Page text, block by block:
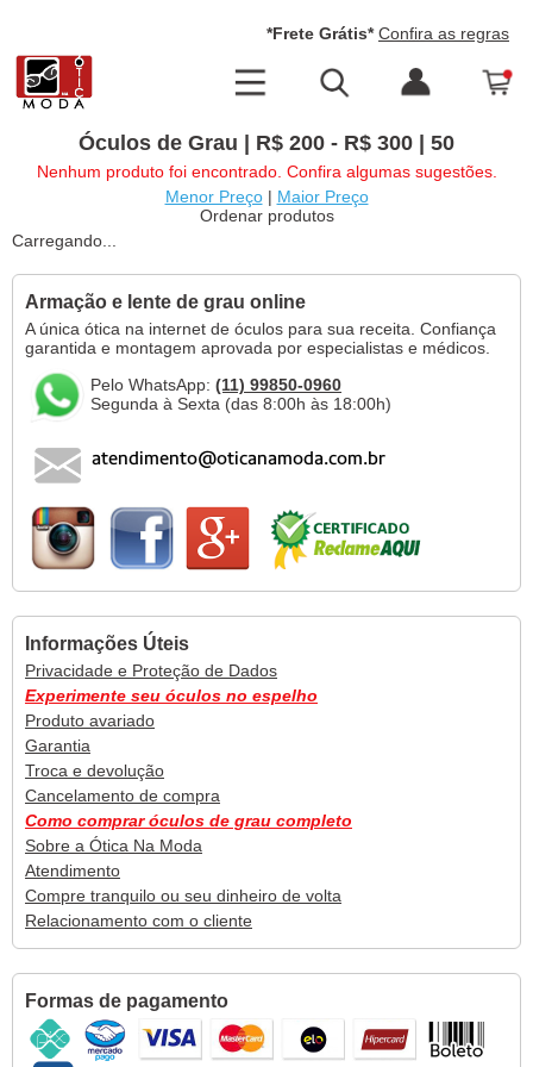
*Frete Grátis* Confira as regras
Óculos de Grau | R$ 200 - R$ 300 | 50
Nenhum produto foi encontrado. Confira algumas sugestões.
Menor Preço| Maior Preço
Ordenar produtos
Carregando...
Armação e lente de grau online
A única ótica na internet de óculos para sua receita. Confiança
garantida e montagem aprovada por especialistas e médicos.
Pelo WhatsApp: (11) 99850-0960
Segunda à Sexta (das 8:00h às 18:00h)
Informações Úteis
Privacidade e Proteção de Dados
Experimente seu óculos no espelho
Produto avariado
Garantia
Troca e devolução
Cancelamento de compra
Como comprar óculos de grau completo
Sobre a Ótica Na Moda
Atendimento
Compre tranquilo ou seu dinheiro de volta
Relacionamento com o cliente
Formas de pagamento